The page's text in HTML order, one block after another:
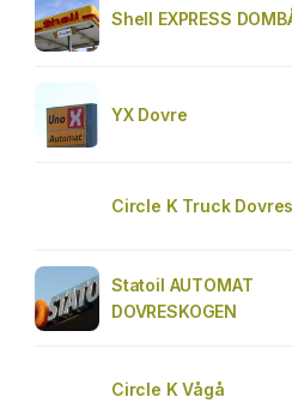
Shell EXPRESS
YX Dovre
Circle K Truck
Statoil AUTOMAT
DOVRESKOGEN
Circle K Vågå